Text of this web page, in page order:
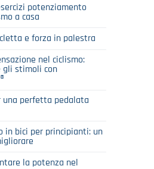
potenziamento
a casa
e forza in palestra
nel ciclismo:
gli stimoli con
una perfetta pedalata
in bici per principianti: un
la potenza nel